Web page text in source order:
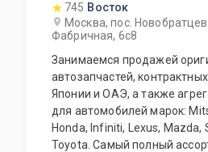
Mercedes-Benz.
745 Восток
Москва, пос.
Фабричная, 6с8
Занимаемся продажей
автозапчастей,
Японии и ОАЭ, а также
для автомобилей марок:
Honda, Infiniti, Lexus, Mazda,
Toyota. Самый полный